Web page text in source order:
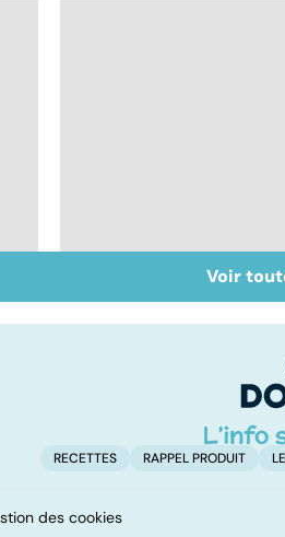
Intestin irritable : le
régime FODMAP,
Voir
RECETTES RAPPEL PRODUIT
des cookies